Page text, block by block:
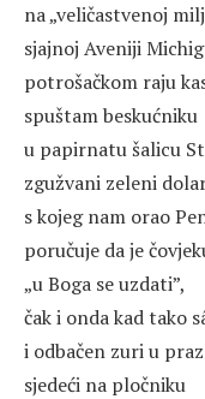
na „veličastvenoj
sjajnoj Aveniji
potrošačkom raju
spuštam beskućniku
u papirnatu šalicu
zgužvani zeleni
s kojeg nam orao
poručuje da je
„u Boga se uzdati”,
čak i onda kad tako
i odbačen zuri u
sjedeći na pločniku